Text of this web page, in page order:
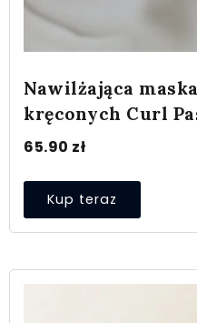
Nawilżająca
kręconych Curl
65.90 zł
Kup teraz